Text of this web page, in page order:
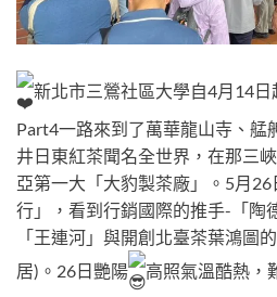
新北市三鶯社區大學自4月14
Part4一路來到了萬華龍山寺、艋
井日東紅茶聞名全世界，在那三
亞第一大「大豹製茶廠」。5月
行」，看到行銷國際的推手-「陶
「王連河」與開創北臺茶葉鴻圖
居)。26日艷陽
高照氣溫酷熱，